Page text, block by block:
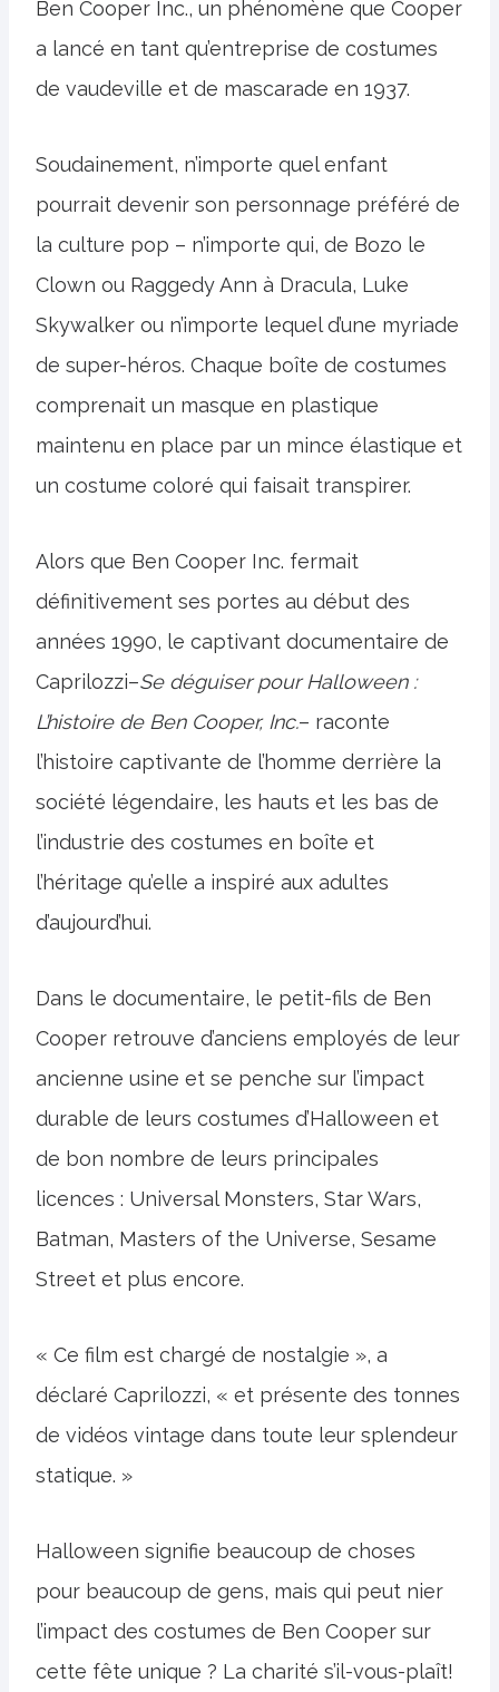
Ben Cooper Inc., un phénomène que Cooper
a lancé en tant qu’entreprise de costumes
de vaudeville et de mascarade en 1937.
Soudainement, n’importe quel enfant
pourrait devenir son personnage préféré de
la culture pop – n’importe qui, de Bozo le
Clown ou Raggedy Ann à Dracula, Luke
Skywalker ou n’importe lequel d’une myriade
de super-héros. Chaque boîte de costumes
comprenait un masque en plastique
maintenu en place par un mince élastique et
un costume coloré qui faisait transpirer.
Alors que Ben Cooper Inc. fermait
définitivement ses portes au début des
années 1990, le captivant documentaire de
Caprilozzi–Se déguiser pour Halloween :
L’histoire de Ben Cooper, Inc.– raconte
l’histoire captivante de l’homme derrière la
société légendaire, les hauts et les bas de
l’industrie des costumes en boîte et
l’héritage qu’elle a inspiré aux adultes
d’aujourd’hui.
Dans le documentaire, le petit-fils de Ben
Cooper retrouve d’anciens employés de leur
ancienne usine et se penche sur l’impact
durable de leurs costumes d’Halloween et
de bon nombre de leurs principales
licences : Universal Monsters, Star Wars,
Batman, Masters of the Universe, Sesame
Street et plus encore.
« Ce film est chargé de nostalgie », a
déclaré Caprilozzi, « et présente des tonnes
de vidéos vintage dans toute leur splendeur
statique. »
Halloween signifie beaucoup de choses
pour beaucoup de gens, mais qui peut nier
l’impact des costumes de Ben Cooper sur
cette fête unique ? La charité s’il-vous-plaît!